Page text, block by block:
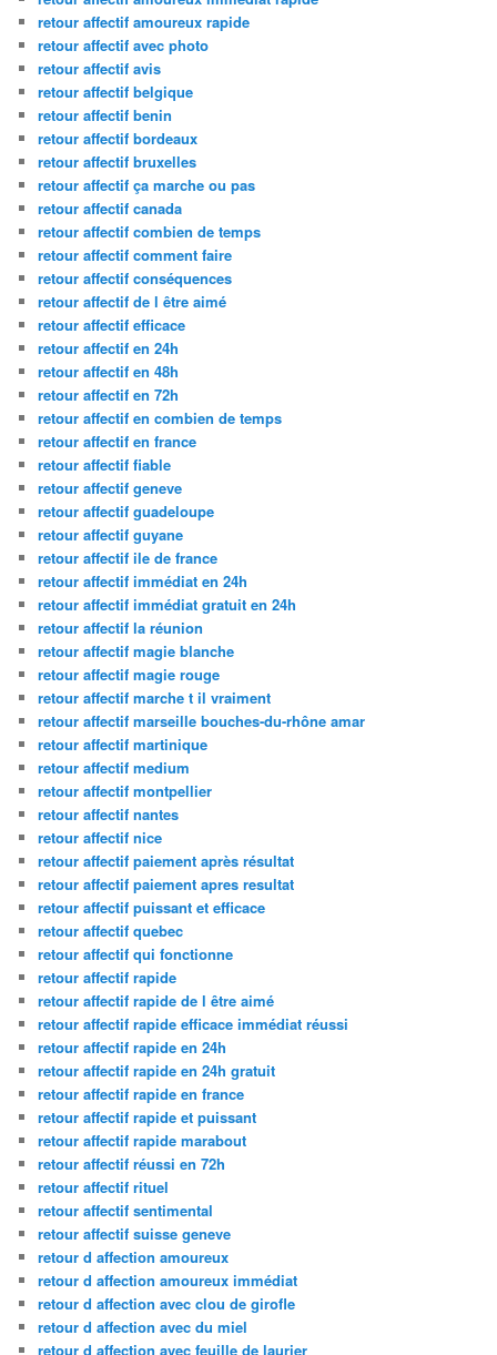
retour affectif amoureux rapide
retour affectif avec photo
retour affectif avis
retour affectif belgique
retour affectif benin
retour affectif bordeaux
retour affectif bruxelles
retour affectif ça marche ou pas
retour affectif canada
retour affectif combien de temps
retour affectif comment faire
retour affectif conséquences
retour affectif de l être aimé
retour affectif efficace
retour affectif en 24h
retour affectif en 48h
retour affectif en 72h
retour affectif en combien de temps
retour affectif en france
retour affectif fiable
retour affectif geneve
retour affectif guadeloupe
retour affectif guyane
retour affectif ile de france
retour affectif immédiat en 24h
retour affectif immédiat gratuit en 24h
retour affectif la réunion
retour affectif magie blanche
retour affectif magie rouge
retour affectif marche t il vraiment
retour affectif marseille bouches-du-rhône amar
retour affectif martinique
retour affectif medium
retour affectif montpellier
retour affectif nantes
retour affectif nice
retour affectif paiement après résultat
retour affectif paiement apres resultat
retour affectif puissant et efficace
retour affectif quebec
retour affectif qui fonctionne
retour affectif rapide
retour affectif rapide de l être aimé
retour affectif rapide efficace immédiat réussi
retour affectif rapide en 24h
retour affectif rapide en 24h gratuit
retour affectif rapide en france
retour affectif rapide et puissant
retour affectif rapide marabout
retour affectif réussi en 72h
retour affectif rituel
retour affectif sentimental
retour affectif suisse geneve
retour d affection amoureux
retour d affection amoureux immédiat
retour d affection avec clou de girofle
retour d affection avec du miel
retour d affection avec feuille de laurier